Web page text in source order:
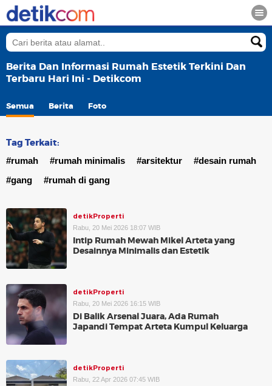
Berita Dan Informasi Rumah Estetik Terkini Dan
Terbaru Hari Ini - Detikcom
Semua Berita Foto
Tag Terkait:
#rumah #rumah minimalis #arsitektur
#desain rumah
#gang
#rumah di gang
detikProperti
Rabu, 20 Mei 2026 18:07 WIB
Intip Rumah Mewah Mikel Arteta yang
Desainnya Minimalis dan Estetik
detikProperti
Rabu, 20 Mei 2026 16:15 WIB
Di Balik Arsenal Juara, Ada Rumah
Japandi Tempat Arteta Kumpul Keluarga
detikProperti
Rabu, 22 Apr 2026 07:45 WIB